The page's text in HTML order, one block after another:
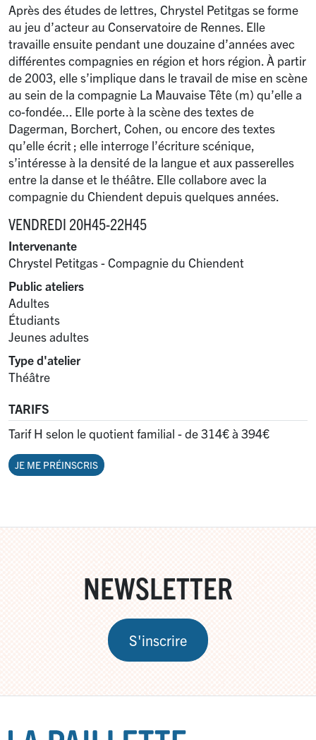
Après des études de lettres, Chrystel Petitgas se forme
au jeu d’acteur au Conservatoire de Rennes. Elle
travaille ensuite pendant une douzaine d’années avec
différentes compagnies en région et hors région. À partir
de 2003, elle s’implique dans le travail de mise en scène
au sein de la compagnie La Mauvaise Tête (m) qu’elle a
co-fondée... Elle porte à la scène des textes de
Dagerman, Borchert, Cohen, ou encore des textes
qu’elle écrit; elle interroge l’écriture scénique,
s’intéresse à la densité de la langue et aux passerelles
entre la danse et le théâtre. Elle collabore avec la
compagnie du Chiendent depuis quelques années.
VENDREDI 20H45-22H45
Intervenante
Chrystel Petitgas - Compagnie du Chiendent
Public ateliers
Adultes
Étudiants
Jeunes adultes
Type d'atelier
Théâtre
TARIFS
Tarif H selon le quotient familial - de 314€ à 394€
JE ME PRÉINSCRIS
NEWSLETTER
S'inscrire